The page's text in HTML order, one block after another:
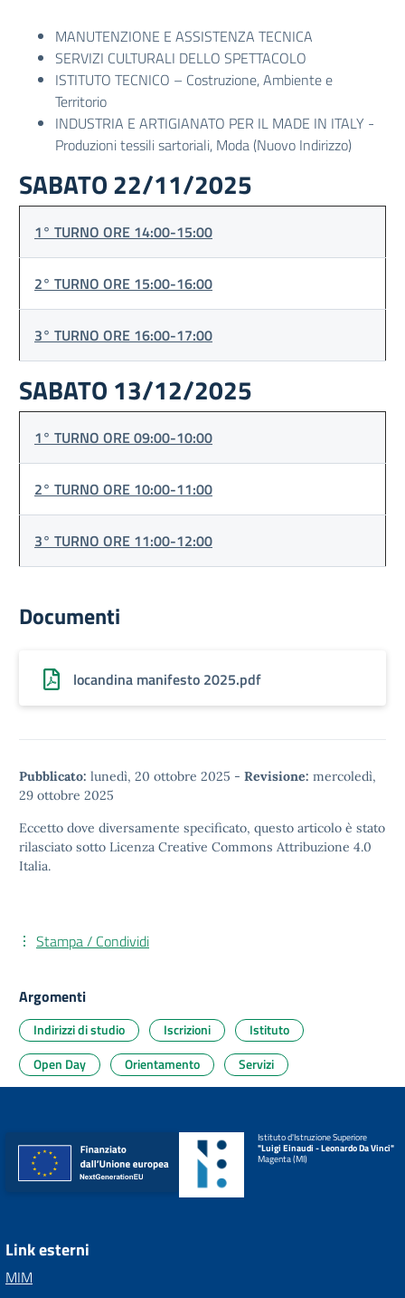
MANUTENZIONE E ASSISTENZA TECNICA
SERVIZI CULTURALI DELLO SPETTACOLO
ISTITUTO TECNICO – Costruzione, Ambiente e
Territorio
INDUSTRIA E ARTIGIANATO PER IL MADE IN ITALY -
Produzioni tessili sartoriali, Moda (Nuovo Indirizzo)
SABATO 22/11/2025
1° TURNO ORE 14:00-15:00
2° TURNO ORE 15:00-16:00
3° TURNO ORE 16:00-17:00
SABATO 13/12/2025
1° TURNO ORE 09:00-10:00
2° TURNO ORE 10:00-11:00
3° TURNO ORE 11:00-12:00
Documenti
locandina manifesto 2025.pdf
Pubblicato: lunedì, 20 ottobre 2025 - Revisione: mercoledì,
29 ottobre 2025
Eccetto dove diversamente specificato, questo articolo è stato
rilasciato sotto Licenza Creative Commons Attribuzione 4.0
Italia.
Stampa / Condividi
Argomenti
Indirizzi di studio Iscrizioni
Istituto
Open Day
Orientamento Servizi
Istituto d'Istruzione Superiore
"Luigi Einaudi - Leonardo Da Vinci"
Magenta (MI)
Link esterni
MIM